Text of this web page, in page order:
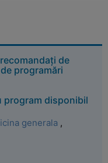
de
programări
program disponibil
generala ,